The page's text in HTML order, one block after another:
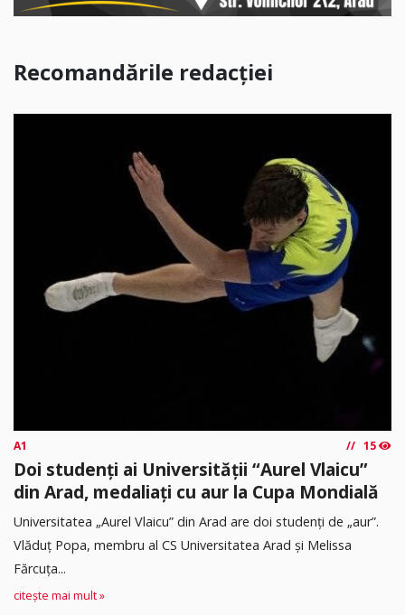
Recomandările redacției
A1 15
Doi studenți ai Universității “Aurel Vlaicu”
din Arad, medaliați cu aur la Cupa Mondială
Universitatea „Aurel Vlaicu” din Arad are doi studenți de „aur”.
Vlăduț Popa, membru al CS Universitatea Arad și Melissa
Fărcuța...
citește mai mult »